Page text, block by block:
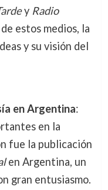
y Radio
estos medios, la
y su visión del
en Argentina:
en la
fue la publicación
en Argentina, un
gran entusiasmo.